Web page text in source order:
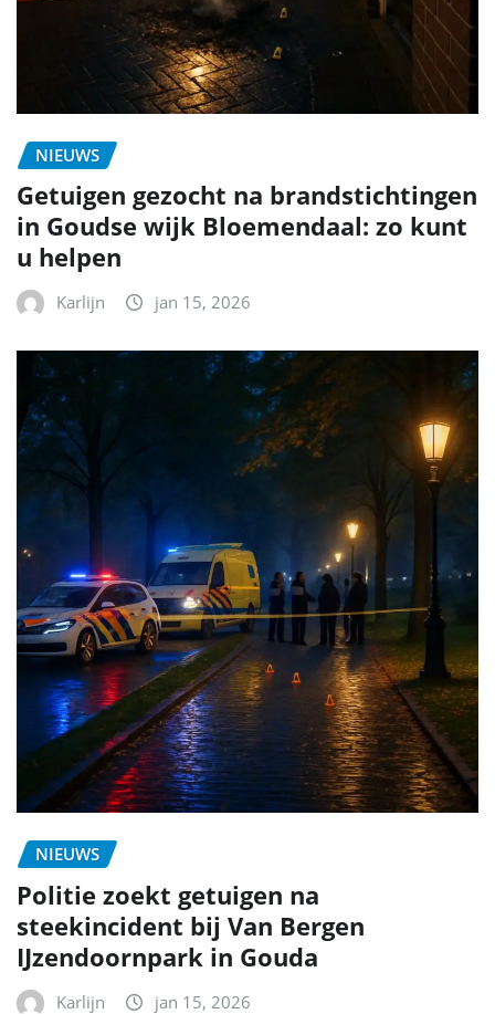
NIEUWS
Getuigen gezocht na brandstichtingen
in Goudse wijk Bloemendaal: zo kunt
u helpen
Karlijn jan 15, 2026
NIEUWS
Politie zoekt getuigen na
steekincident bij Van Bergen
IJzendoornpark in Gouda
Karlijn jan 15, 2026